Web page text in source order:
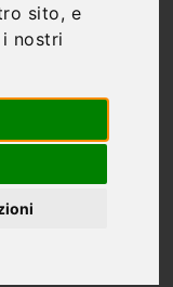
sito, e
nostri
-
Trentino